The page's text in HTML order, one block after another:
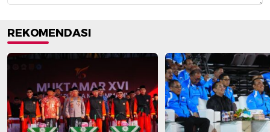
REKOMENDASI